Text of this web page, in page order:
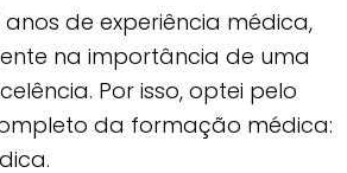
de experiência médica,
na importância de uma
Por isso, optei pelo
da formação médica: